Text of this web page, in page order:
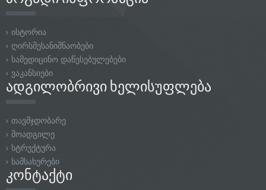
ვაკანსიები
თავმჯდობარე
მოადგილე
სტრუქტურა
სამსახურები
sakrebulo@gori.gov.ge
+995 599 85-17-00
სტალინის გამზირი #16